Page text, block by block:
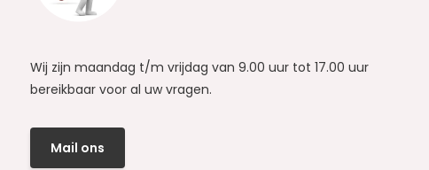
Wij zijn maandag t/m vrijdag van 9.00 uur tot 17.00 uur
bereikbaar voor al uw vragen.
Mail ons